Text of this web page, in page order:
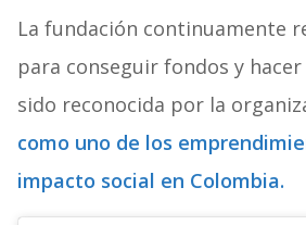
La fundación continuamente
para conseguir fondos y
sido reconocida por la
como uno de los
impacto social en Colombia.